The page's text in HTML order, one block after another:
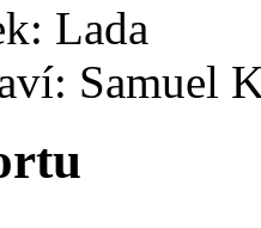
Lada
Samuel